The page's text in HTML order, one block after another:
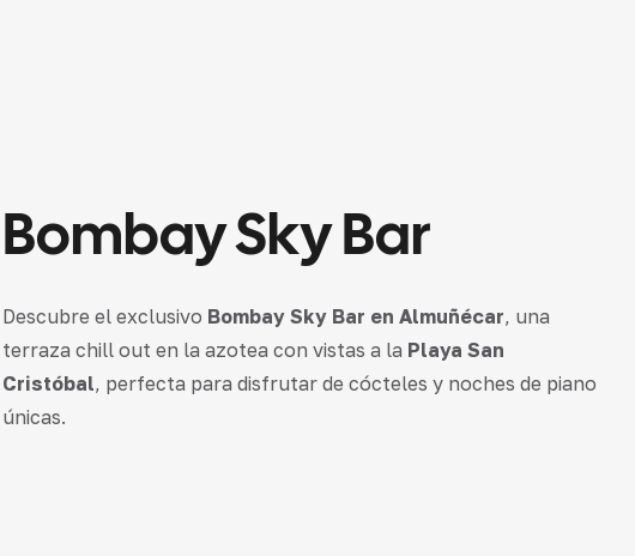
Bombay Sky Bar
Descubre el exclusivo Bombay Sky Bar en Almuñécar, una
terraza chill out en la azotea con vistas a la Playa San
Cristóbal, perfecta para disfrutar de cócteles y noches de piano
únicas.